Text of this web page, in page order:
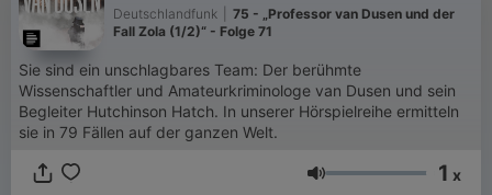
Deutschlandfunk
75 - „Professor van Dusen und der
Fall Zola (1/2)“ - Folge 71
Sie sind ein unschlagbares Team: Der berühmte
Wissenschaftler und Amateurkriminologe van Dusen und sein
Begleiter Hutchinson Hatch. In unserer Hörspielreihe ermitteln
sie in 79 Fällen auf der ganzen Welt.
Volume 1 x